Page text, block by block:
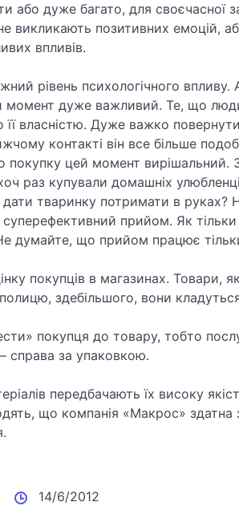
або дуже багато, для своєчасної
не викликають позитивних
впливів.
рівень психологічного впливу.
момент дуже важливий. Те, що
її власністю. Дуже важко
контакті він все більше
покупку цей момент вирішальний.
раз купували домашніх
тваринку потримати в руках?
прийом. Як
Не думайте, що прийом працює
покупців в магазинах. Товари,
здебільшого, вони
покупця до товару, тобто
справа за упаковкою.
передбачають їх високу
що компанія «Макрос»
14/6/2012